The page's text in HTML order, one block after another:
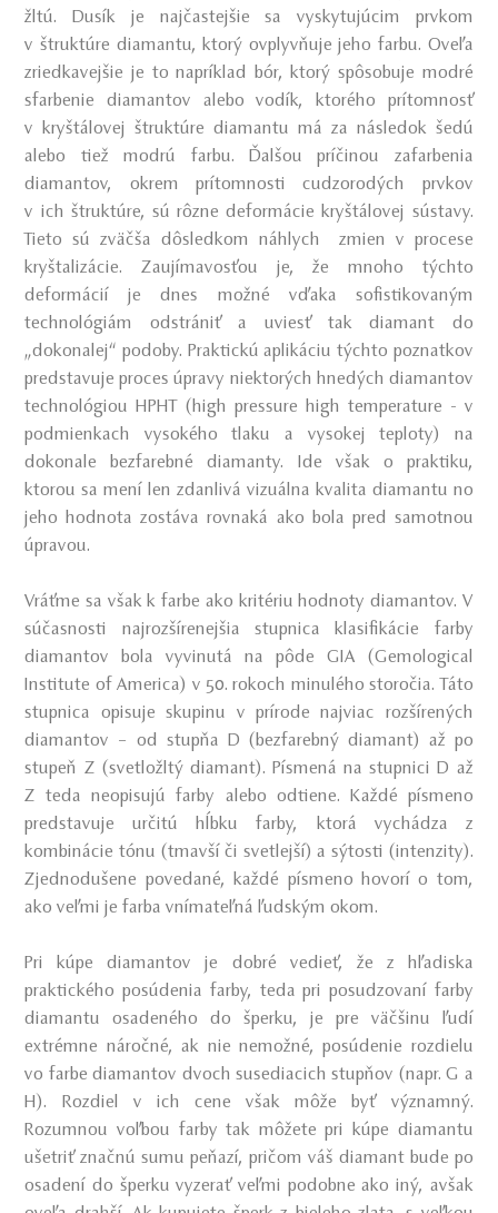
žltú. Dusík je najčastejšie sa vyskytujúcim prvkom
v štruktúre diamantu, ktorý ovplyvňuje jeho farbu. Oveľa
zriedkavejšie je to napríklad bór, ktorý spôsobuje modré
sfarbenie diamantov alebo vodík, ktorého prítomnosť
v kryštálovej štruktúre diamantu má za následok šedú
alebo tiež modrú farbu. Ďalšou príčinou zafarbenia
diamantov, okrem prítomnosti cudzorodých prvkov
v ich štruktúre, sú rôzne deformácie kryštálovej sústavy.
Tieto sú zväčša dôsledkom náhlych zmien v procese
kryštalizácie. Zaujímavosťou je, že mnoho týchto
deformácií je dnes možné vďaka sofistikovaným
technológiám odstrániť a uviesť tak diamant do
„dokonalej“ podoby. Praktickú aplikáciu týchto poznatkov
predstavuje proces úpravy niektorých hnedých diamantov
technológiou HPHT (high pressure high temperature - v
podmienkach vysokého tlaku a vysokej teploty) na
dokonale bezfarebné diamanty. Ide však o praktiku,
ktorou sa mení len zdanlivá vizuálna kvalita diamantu no
jeho hodnota zostáva rovnaká ako bola pred samotnou
úpravou.
Vráťme sa však k farbe ako kritériu hodnoty diamantov. V
súčasnosti najrozšírenejšia stupnica klasifikácie farby
diamantov bola vyvinutá na pôde GIA (Gemological
Institute of America) v 50. rokoch minulého storočia. Táto
stupnica opisuje skupinu v prírode najviac rozšírených
diamantov – od stupňa D (bezfarebný diamant) až po
stupeň Z (svetložltý diamant). Písmená na stupnici D až
Z teda neopisujú farby alebo odtiene. Každé písmeno
predstavuje určitú hĺbku farby, ktorá vychádza z
kombinácie tónu (tmavší či svetlejší) a sýtosti (intenzity).
Zjednodušene povedané, každé písmeno hovorí o tom,
ako veľmi je farba vnímateľná ľudským okom.
Pri kúpe diamantov je dobré vedieť, že z hľadiska
praktického posúdenia farby, teda pri posudzovaní farby
diamantu osadeného do šperku, je pre väčšinu ľudí
extrémne náročné, ak nie nemožné, posúdenie rozdielu
vo farbe diamantov dvoch susediacich stupňov (napr. G a
H). Rozdiel v ich cene však môže byť významný.
Rozumnou voľbou farby tak môžete pri kúpe diamantu
ušetriť značnú sumu peňazí, pričom váš diamant bude po
osadení do šperku vyzerať veľmi podobne ako iný, avšak